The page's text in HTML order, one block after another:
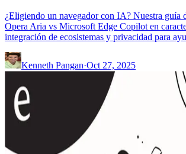
¿Eligiendo un navegador con IA? Nuestra guía
Opera Aria vs Microsoft Edge Copilot en
integración de ecosistemas y privacidad para
Kenneth Pangan·Oct 27, 2025